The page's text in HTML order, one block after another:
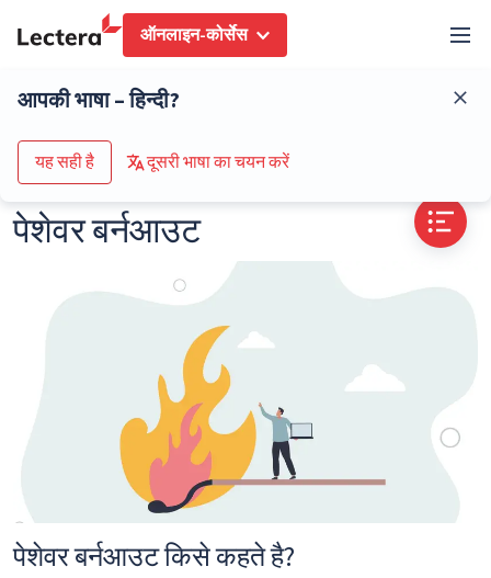
ऑनलाइन-कोर्सेस
आपकी भाषा – हिन्दी?
यह सही है दूसरी भाषा का चयन करें
शब्दकोष पेशेवर बर्नआउट
कोर्स के कैटलॉग पर जाएं
पेशेवर बर्नआउट
पेशेवर बर्नआउट किसे कहते है?